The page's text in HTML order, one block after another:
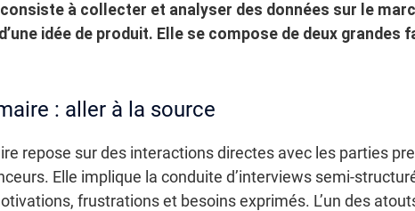
consiste à collecter et analyser des données sur le
idée de produit. Elle se compose de deux
: aller à la source
repose sur des interactions directes avec les parties
Elle implique la conduite d’interviews semi-
frustrations et besoins exprimés. L’un des